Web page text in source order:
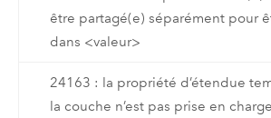
être partagé(e) séparément pour
dans <valeur>
24163 : la propriété d’étendue
la couche n’est pas prise en